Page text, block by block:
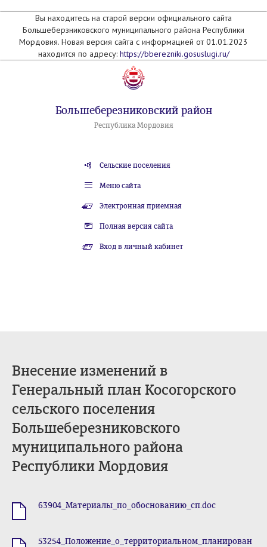
Вы находитесь на старой версии официального сайта
Большеберзниковского муниципального района Республики
Мордовия. Новая версия сайта с информацией от 01.01.2023
находится по адресу: https://bberezniki.gosuslugi.ru/
Большеберезниковский район
Республика Мордовия
Сельские поселения
Меню сайта
Электронная приемная
Полная версия сайта
Вход в личный кабинет
Внесение изменений в
Генеральный план Косогорского
сельского поселения
Большеберезниковского
муниципального района
Республики Мордовия
63904_Материалы_по_обоснованию_сп.doc
53254_Положение_о_территориальном_планирован